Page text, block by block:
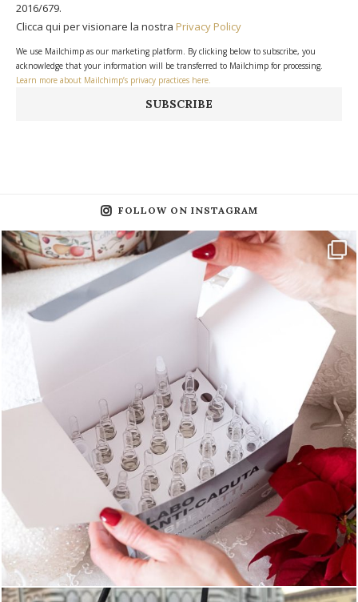
2016/679.
Clicca qui per visionare la nostra Privacy Policy
We use Mailchimp as our marketing platform. By clicking below to subscribe, you
acknowledge that your information will be transferred to Mailchimp for processing.
Learn more about Mailchimp’s privacy practices here.
FOLLOW ON INSTAGRAM